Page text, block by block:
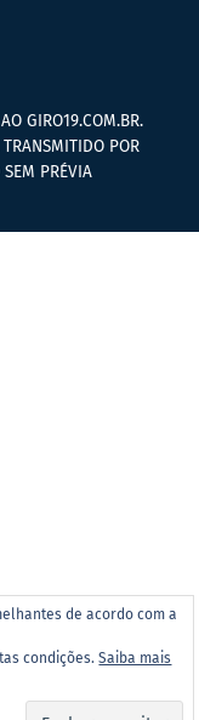
de acordo com a
condições.Saiba mais
GIRO19.COM.BR.
POR
SEM PRÉVIA